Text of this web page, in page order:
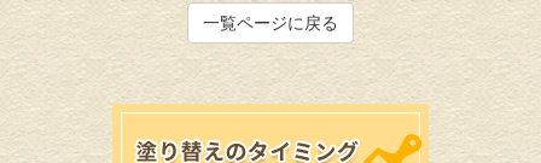
一覧ページに戻る